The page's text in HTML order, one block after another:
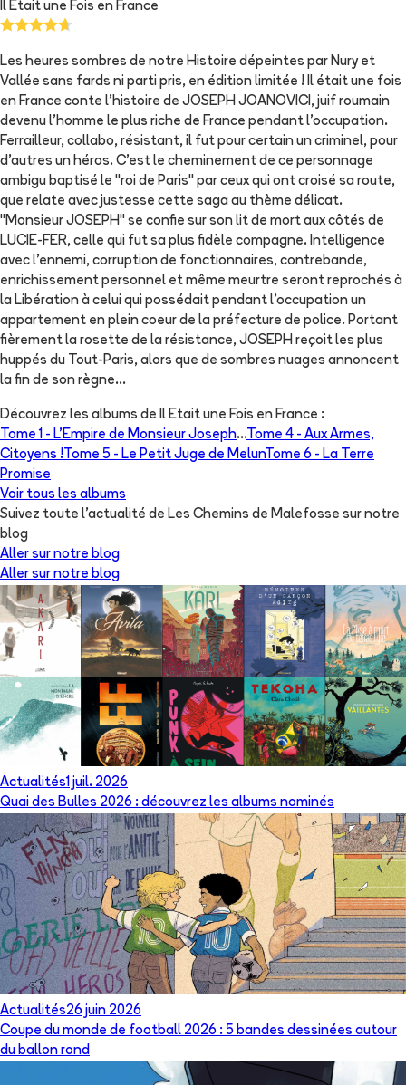
Il Etait une Fois en France
Les heures sombres de notre Histoire dépeintes par Nury et
Vallée sans fards ni parti pris, en édition limitée ! Il était une fois
en France conte l'histoire de JOSEPH JOANOVICI, juif roumain
devenu l'homme le plus riche de France pendant l'occupation.
Ferrailleur, collabo, résistant, il fut pour certain un criminel, pour
d'autres un héros. C'est le cheminement de ce personnage
ambigu baptisé le "roi de Paris" par ceux qui ont croisé sa route,
que relate avec justesse cette saga au thème délicat.
"Monsieur JOSEPH" se confie sur son lit de mort aux côtés de
LUCIE-FER, celle qui fut sa plus fidèle compagne. Intelligence
avec l'ennemi, corruption de fonctionnaires, contrebande,
enrichissement personnel et même meurtre seront reprochés à
la Libération à celui qui possédait pendant l'occupation un
appartement en plein coeur de la préfecture de police. Portant
fièrement la rosette de la résistance, JOSEPH reçoit les plus
huppés du Tout-Paris, alors que de sombres nuages annoncent
la fin de son règne...
Découvrez les albums de Il Etait une Fois en France :
Tome 1 - L'Empire de Monsieur Joseph...Tome 4 - Aux Armes,
Citoyens ! Tome 5 - Le Petit Juge de MelunTome 6 - La Terre
Promise
Voir tous les albums
Suivez toute l'actualité de Les Chemins de Malefosse sur notre
blog
Aller sur notre blog
Aller sur notre blog
Actualités1 juil. 2026
Quai des Bulles 2026 : découvrez les albums nominés
Actualités26 juin 2026
Coupe du monde de football 2026 : 5 bandes dessinées autour
du ballon rond